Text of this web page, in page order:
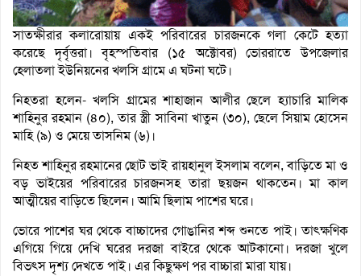
সাতক্ষীরার কলারোয়ায় একই পরিবারের চারজনকে গলা কেটে হত্যা
করেছে দৃর্বৃত্তরা। বৃহস্পতিবার (১৫ অক্টোবর) ভোররাতে উপজেলার
হেলাতলা ইউনিয়নের খলসি গ্রামে এ ঘটনা ঘটে।
নিহতরা হলেন- খলসি গ্রামের শাহাজান আলীর ছেলে হ্যাচারি মালিক
শাহিনুর রহমান (৪০), তার স্ত্রী সাবিনা খাতুন (৩০), ছেলে সিয়াম হোসেন
মাহি (৯) ও মেয়ে তাসনিম (৬)।
নিহত শাহিনুর রহমানের ছোট ভাই রায়হানুল ইসলাম বলেন, বাড়িতে মা ও
বড় ভাইয়ের পরিবারের চারজনসহ তারা ছয়জন থাকতেন। মা কাল
আত্মীয়ের বাড়িতে ছিলেন। আমি ছিলাম পাশের ঘরে।
ভোরে পাশের ঘর থেকে বাচ্চাদের গোঙানির শব্দ শুনতে পাই। তাৎক্ষণিক
এগিয়ে গিয়ে দেখি ঘরের দরজা বাইরে থেকে আটকানো। দরজা খুলে
বিভৎস দৃশ্য দেখতে পাই। এর কিছুক্ষণ পর বাচ্চারা মারা যায়।